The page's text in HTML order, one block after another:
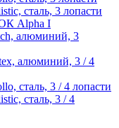
сталь, 3 лопасти
Alpha I
алюминий, 3
алюминий, 3 / 4
сталь, 3 / 4 лопасти
сталь, 3 / 4